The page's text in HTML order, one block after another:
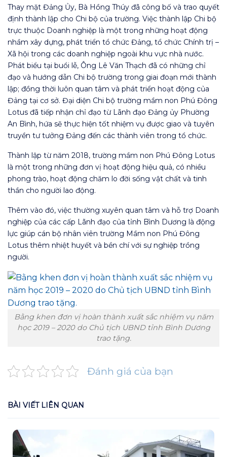
Thay mặt Đảng Ủy, Bà Hồng Thúy đã công bố và trao quyết
định thành lập cho Chi bộ của trường. Việc thành lập Chi bộ
trực thuộc Doanh nghiệp là một trong những hoạt động
nhầm xây dựng, phát triển tổ chức Đảng, tổ chức Chính trị –
Xã hội trong các doanh nghiệp ngoài khu vực nhà nước.
Phát biểu tại buổi lễ, Ông Lê Văn Thạch đã có những chỉ
đạo và hướng dẫn Chi bộ trường trong giai đoạn mới thành
lập; đồng thời luôn quan tâm và phát triển hoạt động của
Đảng tại cơ sở. Đại diện Chi bộ trường mầm non Phú Đông
Lotus đã tiếp nhận chỉ đạo từ Lãnh đạo Đảng ủy Phường
An Bình, hứa sẽ thực hiện tốt nhiệm vụ được giao và tuyên
truyền tư tưởng Đảng đến các thành viên trong tổ chức.
Thành lập từ năm 2018, trường mầm non Phú Đông Lotus
là một trong những đơn vị hoạt động hiệu quả, có nhiều
phong trào, hoạt động chăm lo đời sống vật chất và tinh
thần cho người lao động.
Thêm vào đó, việc thường xuyên quan tâm và hỗ trợ Doanh
nghiệp của các cấp Lãnh đạo của tỉnh Bình Dương là động
lực giúp cán bộ nhân viên trường Mầm non Phú Đông
Lotus thêm nhiệt huyết và bền chí với sự nghiệp trồng
người.
Bằng khen đơn vị hoàn thành xuất sắc nhiệm vụ năm
học 2019 – 2020 do Chủ tịch UBND tỉnh Bình Dương
trao tặng.
Đánh giá của bạn
BÀI VIẾT LIÊN QUAN